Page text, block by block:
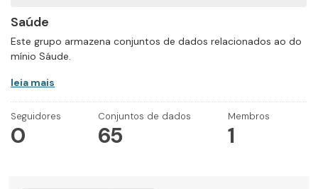
Saúde
Este grupo armazena conjuntos de dados relacionados ao do
mínio Sáude.
leia mais
Seguidores
0
Conjuntos de dados
65
Membros
1